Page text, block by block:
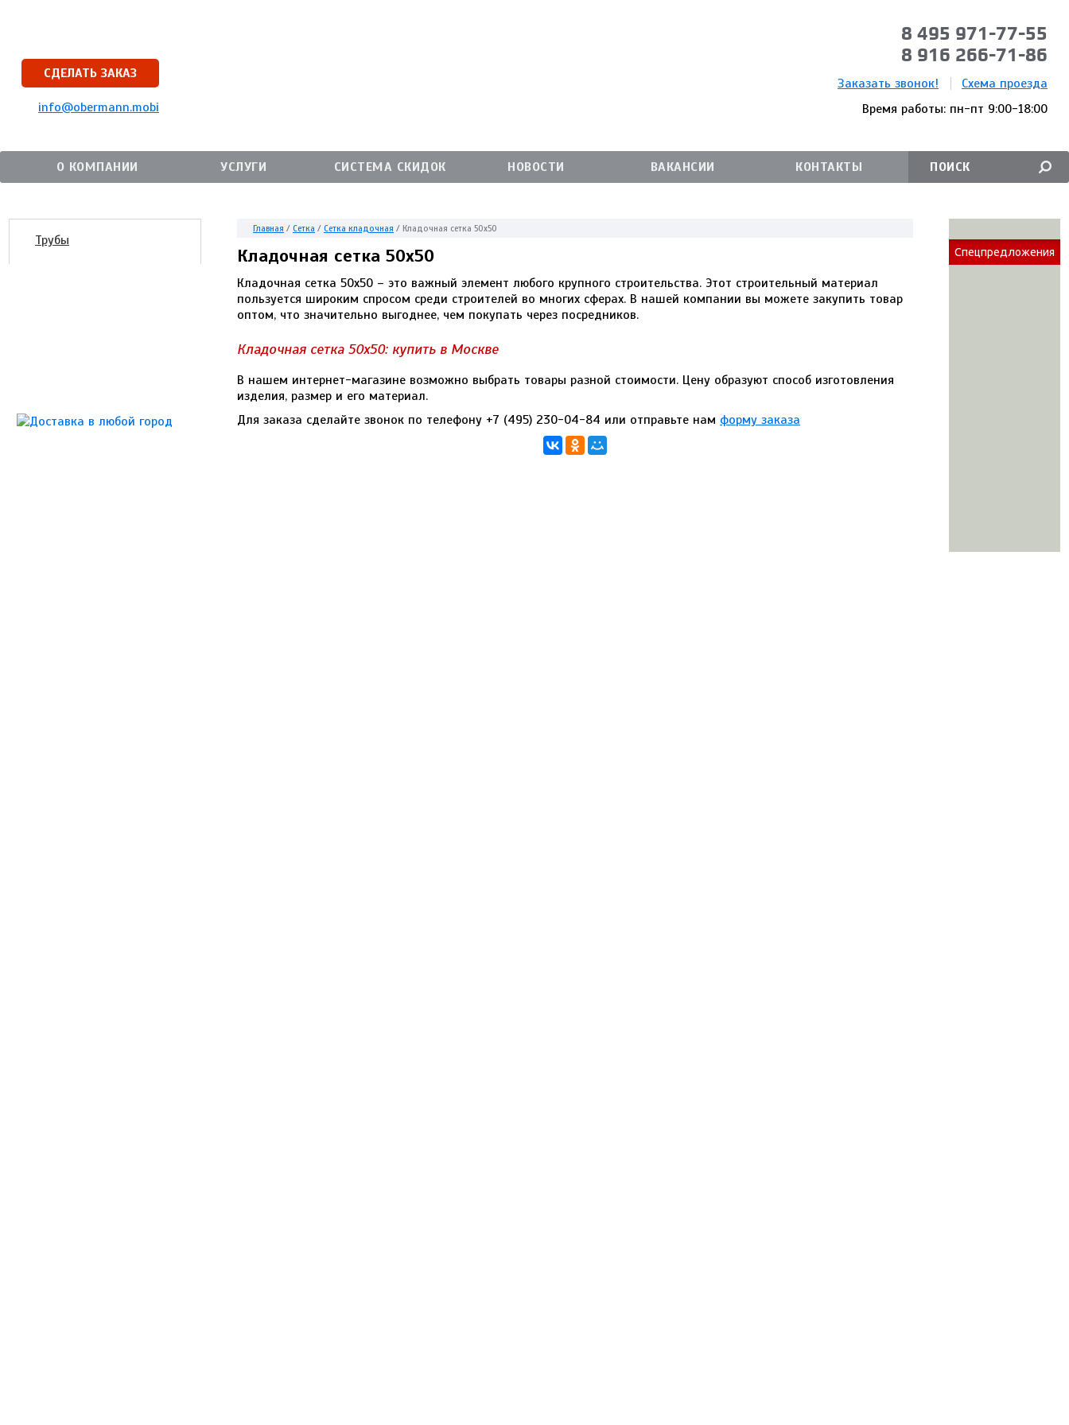
СДЕЛАТЬ ЗАКАЗ
info@obermann.mobi
8 495 971-77-55
8 916 266-71-86
Заказать звонок!
Схема проезда
Время работы: пн-пт 9:00-18:00
О КОМПАНИИ УСЛУГИ СИСТЕМА СКИДОК НОВОСТИ ВАКАНСИИ КОНТАКТЫ
Трубы
Главная / Сетка / Сетка кладочная / Кладочная сетка 50x50
Кладочная сетка 50x50
Кладочная сетка 50x50 – это важный элемент любого крупного строительства. Этот строительный материал
пользуется широким спросом среди строителей во многих сферах. В нашей компании вы можете закупить товар
оптом, что значительно выгоднее, чем покупать через посредников.
Кладочная сетка 50x50: купить в Москве
В нашем интернет-магазине возможно выбрать товары разной стоимости. Цену образуют способ изготовления
изделия, размер и его материал.
Для заказа сделайте звонок по телефону +7 (495) 230-04-84 или отправьте нам форму заказа
Спецпредложения